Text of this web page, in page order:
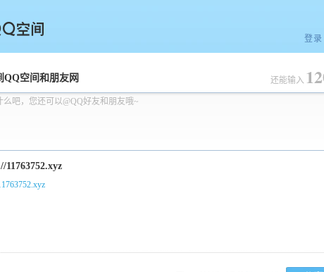
间
登录
QQ空间和朋友网
么吧，您还可以@QQ好友和朋友哦~
还能输入